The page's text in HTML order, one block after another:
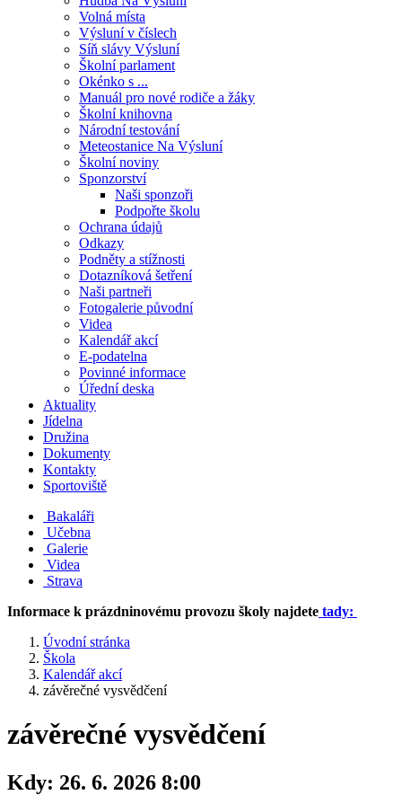
Volná místa
Výsluní v číslech
Síň slávy Výsluní
Školní parlament
Okénko s ...
Manuál pro nové rodiče a žáky
Školní knihovna
Národní testování
Meteostanice Na Výsluní
Školní noviny
Sponzorství
Naši sponzoři
Podpořte školu
Ochrana údajů
Odkazy
Podněty a stížnosti
Dotazníková šetření
Naši partneři
Fotogalerie původní
Videa
Kalendář akcí
E-podatelna
Povinné informace
Úřední deska
Aktuality
Jídelna
Družina
Dokumenty
Kontakty
Sportoviště
Bakaláři
Učebna
Galerie
Videa
Strava
Informace k prázdninovému provozu školy najdete tady:
Úvodní stránka
Škola
Kalendář akcí
závěrečné vysvědčení
závěrečné vysvědčení
Kdy: 26. 6. 2026 8:00